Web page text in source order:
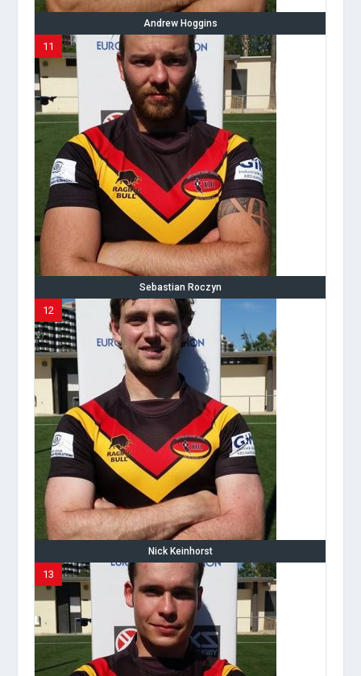
Andrew Hoggins
11
Sebastian Roczyn
12
Nick Keinhorst
13